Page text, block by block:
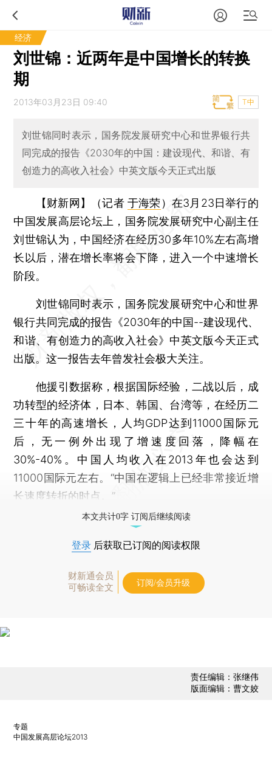
经济
刘世锦：近两年是中国增长的转换
期
2013年03月23日 09:40 T中
刘世锦同时表示，国务院发展研究中心和世界银行共
同完成的报告《2030年的中国：建设现代、和谐、有
创造力的高收入社会》中英文版今天正式出版
【财新网】（记者于海荣） 在3月23日举行的
中国发展高层论坛上，国务院发展研究中心副主任
刘世锦认为，中国经济在经历30多年10%左右高增
长以后，潜在增长率将会下降，进入一个中速增长
阶段。
刘世锦同时表示，国务院发展研究中心和世界
银行共同完成的报告《2030年的中国--建设现代、
和谐、有创造力的高收入社会》中英文版今天正式
出版。这一报告去年曾发社会极大关注。
他援引数据称，根据国际经验，二战以后，成
功转型的经济体，日本、韩国、台湾等，在经历二
三十年的高速增长，人均GDP达到11000国际元
后，无一例外出现了增速度回落，降幅在
30%-40%。中国人均收入在2013年也会达到
11000国际元左右。“中国在逻辑上已经非常接近增
长速度转折的时点。”
本文共计0字 订阅后继续阅读
登录 后获取已订阅的阅读权限
财新通会员
可畅读全文
订阅/会员升级
责任编辑：张继伟
版面编辑：曹文姣
专题
中国发展高层论坛2013